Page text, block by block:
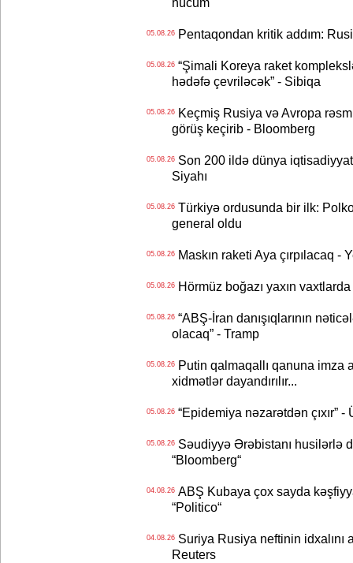
05.08.26Pentaqondan kritik addım:
05.08.26“Şimali Koreya raket
hədəfə çevriləcək” - Sibiqa
05.08.26Keçmiş Rusiya və Avropa
görüş keçirib - Bloomberg
05.08.26Son 200 ildə dünya
Siyahı
05.08.26Türkiyə ordusunda bir ilk:
general oldu
05.08.26Maskın raketi Aya çırpılacaq -
05.08.26Hörmüz boğazı yaxın
05.08.26“ABŞ-İran danışıqlarının
olacaq” - Tramp
05.08.26Putin qalmaqallı qanuna imza
xidmətlər dayandırılır...
05.08.26“Epidemiya nəzarətdən çıxır” -
05.08.26Səudiyyə Ərəbistanı husilərlə
“Bloomberg“
04.08.26ABŞ Kubaya çox sayda
“Politico“
04.08.26Suriya Rusiya neftinin idxalını
Reuters